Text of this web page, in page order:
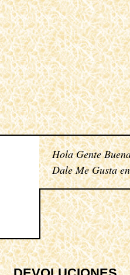
Hola Gente
Dale Me Gusta